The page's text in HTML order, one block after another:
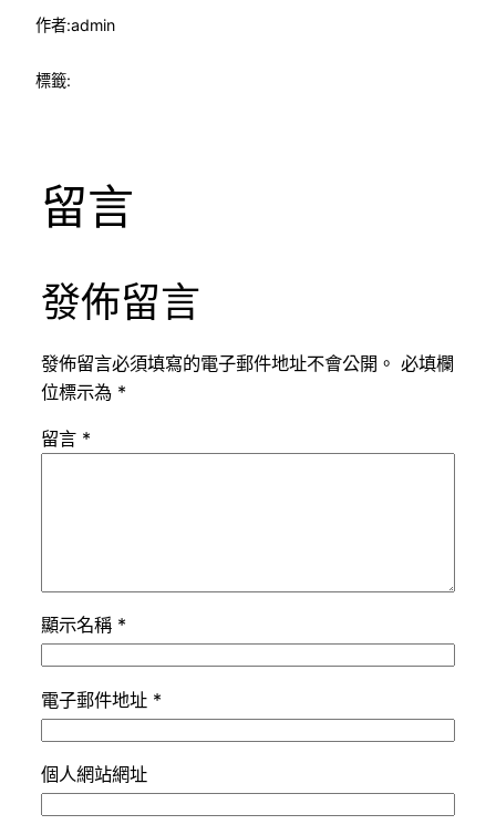
作者:admin
標籤:
留言
發佈留言
發佈留言必須填寫的電子郵件地址不會公開。 必填欄
位標示為 *
留言 *
顯示名稱 *
電子郵件地址 *
個人網站網址